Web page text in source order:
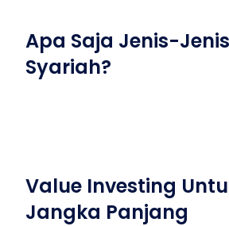
Apa Saja Jenis-
Syariah?
Value Investing
Jangka Panjang